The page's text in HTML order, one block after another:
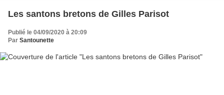
Les santons bretons de Gilles Parisot
Publié le 04/09/2020 à 20:09
Par Santounette